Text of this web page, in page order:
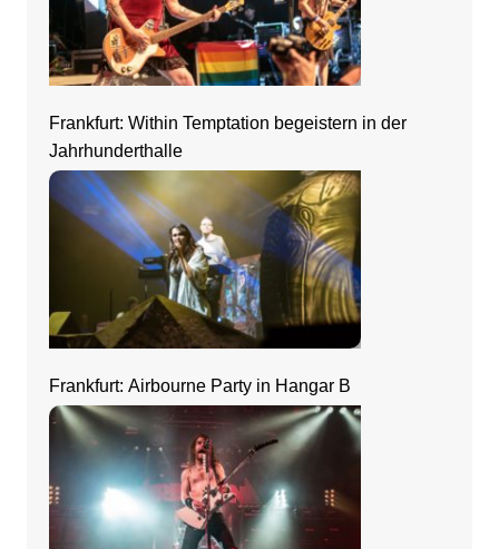
Frankfurt: Within Temptation begeistern in der
Jahrhunderthalle
Frankfurt: Airbourne Party in Hangar B